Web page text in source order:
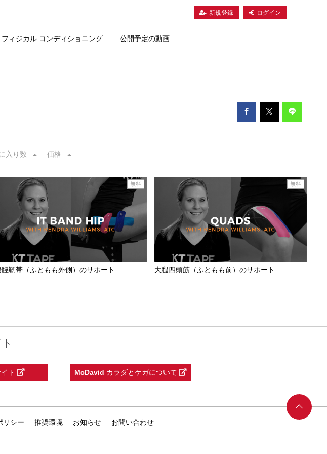
新規登録 ログイン
フィジカル コンディショニング 公開予定の動画
入り数 価格
脛靭帯（ふともも外側）のサポート
無料
大腿四頭筋（ふともも前）のサポート
無料
ト McDavid カラダとケガについて
リシー 推奨環境 お知らせ お問い合わせ